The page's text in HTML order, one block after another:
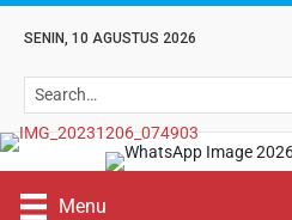
SENIN, 10 AGUSTUS 2026
Menu